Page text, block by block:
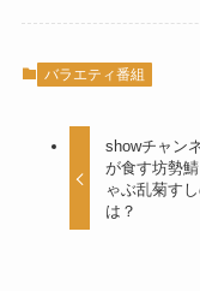
バラエティ番組
showチャン
が食す坊勢
ゃぶ乱菊す
は？